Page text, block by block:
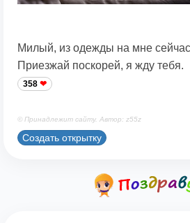
Милый, из одежды на мне
Приезжай поскорей, я жду тебя.
358
© Принадлежит сайту. Автор: z55z
Создать открытку